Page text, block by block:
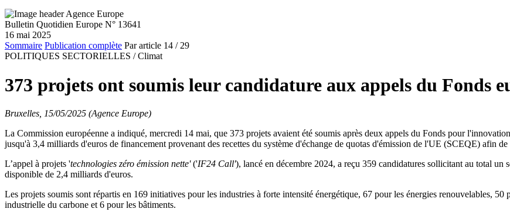
Bulletin Quotidien Europe N° 13641
16 mai 2025
Sommaire Publication complète Par article 14 / 29
POLITIQUES SECTORIELLES / Climat
373 projets ont soumis leur candidature aux appels du Fonds
Bruxelles, 15/05/2025 (Agence Europe)
La Commission européenne a indiqué, mercredi 14 mai, que 373 projets avaient été soumis après deux appels du Fonds pour
jusqu'à 3,4 milliards d'euros de financement provenant des recettes du système d'échange de quotas d'émission de l'UE (SCEQE) afin
L’appel à projets 'technologies zéro émission nette'('IF24 Call'), lancé en décembre 2024, a reçu 359 candidatures sollicitant au total
disponible de 2,4 milliards d'euros.
Les projets soumis sont répartis en 169 initiatives pour les industries à forte intensité énergétique, 67 pour les énergies renouvelables,
industrielle du carbone et 6 pour les bâtiments.